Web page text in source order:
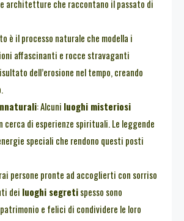
architetture che raccontano il passato di
è il processo naturale che modella i
affascinanti e rocce stravaganti
dell’erosione nel tempo, creando
: Alcuni luoghi misteriosi
cerca di esperienze spirituali. Le leggende
speciali che rendono questi posti
persone pronte ad accoglierti con sorriso
dei luoghi segretispesso sono
e felici di condividere le loro